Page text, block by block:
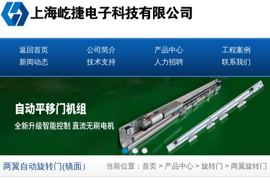
返回首页 公司简介 产品中心
工程案例
新闻动态
技术支持 人力招聘 联系我们
两翼自动旋转门(镜面） 当前位置： 首页 > 产品中心 > 旋转门 > 两翼旋转门